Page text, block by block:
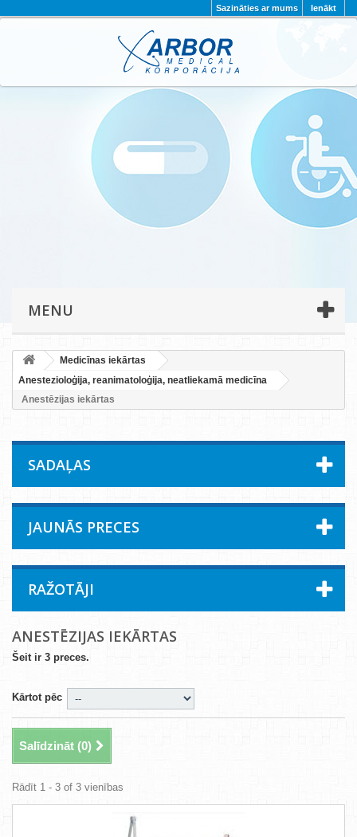
Ienākt
Sazināties ar mums
PAR MUMS PROJEKTI
KONTAKTI
PRIVĀTUMA POLITIKA
MENU
Medicīnas iekārtas
Anestezioloģija, reanimatoloģija, neatliekamā medicīna
Anestēzijas iekārtas
SADAĻAS
JAUNĀS PRECES
RAŽOTĀJI
ANESTĒZIJAS IEKĀRTAS
Šeit ir 3 preces.
Kārtot pēc
Salīdzināt (0)
Rādīt 1 - 3 of 3 vienības